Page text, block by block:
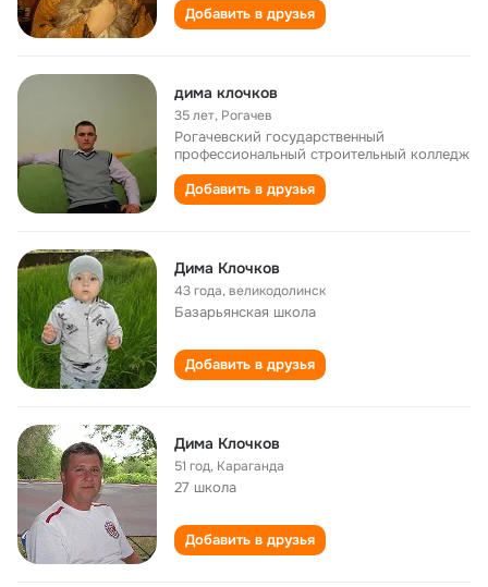
Добавить в друзья
дима клочков
35 лет, Рогачев
Рогачевский государственный
профессиональный строительный колледж
Добавить в друзья
Дима Клочков
43 года,великодолинск
Базарьянская школа
Добавить в друзья
Дима Клочков
51 год, Караганда
27 школа
Добавить в друзья